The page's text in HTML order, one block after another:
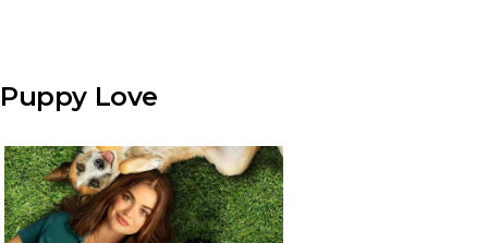
Puppy Love